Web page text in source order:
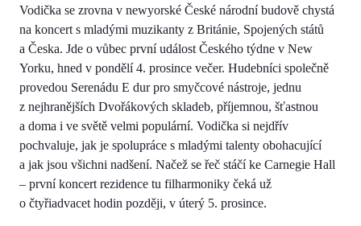
Vodička se zrovna v newyorské České národní budově chystá
na koncert s mladými muzikanty z Británie, Spojených států
a Česka. Jde o vůbec první událost Českého týdne v New
Yorku, hned v pondělí 4. prosince večer. Hudebníci společně
provedou Serenádu E dur pro smyčcové nástroje, jednu
z nejhranějších Dvořákových skladeb, příjemnou, šťastnou
a doma i ve světě velmi populární. Vodička si nejdřív
pochvaluje, jak je spolupráce s mladými talenty obohacující
a jak jsou všichni nadšení. Načež se řeč stáčí ke Carnegie Hall
– první koncert rezidence tu filharmoniky čeká už
o čtyřiadvacet hodin později, v úterý 5. prosince.